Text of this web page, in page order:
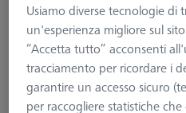
Usiamo diverse tecnologie di
un'esperienza migliore sul
“Accetta tutto” acconsenti
tracciamento per ricordare i
garantire un accesso sicuro
per raccogliere statistiche